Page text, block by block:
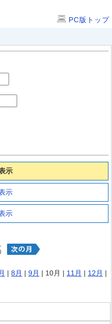
PC版トップ
示
示
示
| 8月 | 9月 | 10月 | 11月 | 12月 |